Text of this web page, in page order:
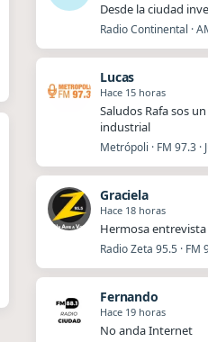
Desde la ciudad
Radio Continental ·
Lucas
Hace 15 horas
Saludos Rafa sos
industrial
Metrópoli · FM 97.3 ·
Graciela
Hace 18 horas
Hermosa
Radio Zeta 95.5 · FM
Fernando
Hace 19 horas
No anda Internet